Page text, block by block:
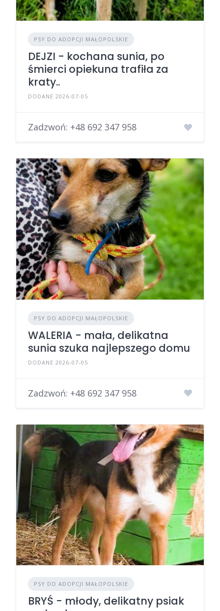
PSY DO ADOPCJI MAŁOPOLSKIE
DEJZI - kochana sunia, po
śmierci opiekuna trafiła za
kraty..
DODANE 2026-07-05
Zadzwoń: +48 692 347 958
PSY DO ADOPCJI MAŁOPOLSKIE
WALERIA - mała, delikatna
sunia szuka najlepszego domu
DODANE 2026-07-05
Zadzwoń: +48 692 347 958
PSY DO ADOPCJI MAŁOPOLSKIE
BRYŚ - młody, delikatny psiak